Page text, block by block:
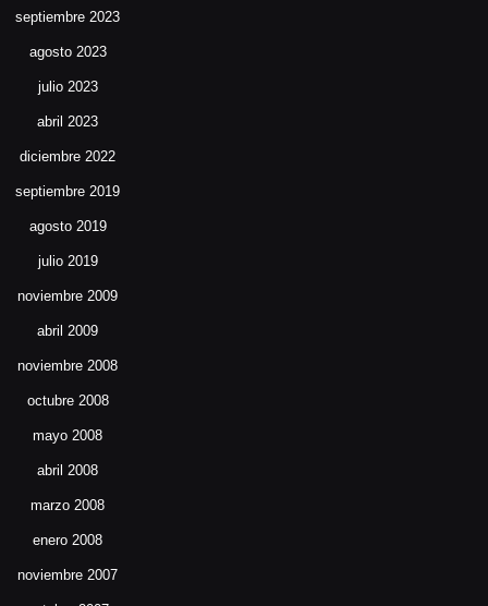
septiembre 2023
agosto 2023
julio 2023
abril 2023
diciembre 2022
septiembre 2019
agosto 2019
julio 2019
noviembre 2009
abril 2009
noviembre 2008
octubre 2008
mayo 2008
abril 2008
marzo 2008
enero 2008
noviembre 2007